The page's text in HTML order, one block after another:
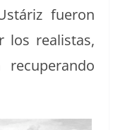
fueron
los real­is­tas,